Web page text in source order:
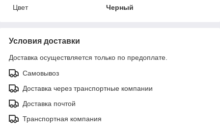
Цвет
Черный
Условия доставки
Доставка осуществляется только по предоплате.
Самовывоз
Доставка через транспортные компании
Доставка почтой
Транспортная компания